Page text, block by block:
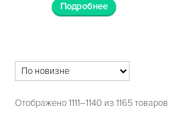
Подробнее
Отображено 1111–1140 из 1165 товаров